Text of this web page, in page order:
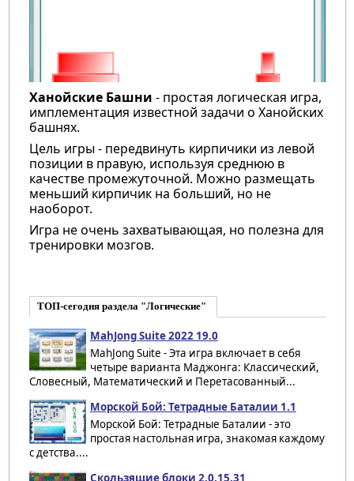
Ханойские Башни - простая логическая игра,
имплементация известной задачи о Ханойских
башнях.
Цель игры - передвинуть кирпичики из левой
позиции в правую, используя среднюю в
качестве промежуточной. Можно размещать
меньший кирпичик на больший, но не
наоборот.
Игра не очень захватывающая, но полезна для
тренировки мозгов.
ТОП-сегодня раздела "Логические"
MahJong Suite 2022 19.0
MahJong Suite - Эта игра включает в себя
четыре варианта Маджонга: Классический,
Словесный, Математический и Перетасованный...
Морской Бой: Тетрадные Баталии 1.1
Морской Бой: Тетрадные Баталии - это
простая настольная игра, знакомая каждому
с детства....
Скользящие блоки 2.0.15.31